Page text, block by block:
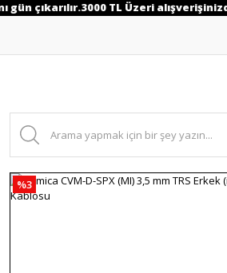
çıkarılır.3000 TL Üzeri
%3